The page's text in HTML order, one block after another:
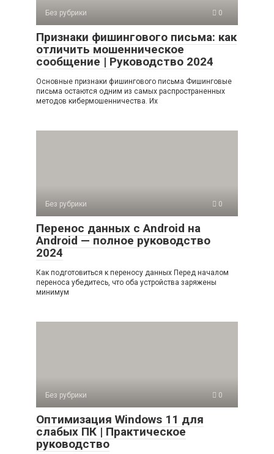
Без рубрики 0
Признаки фишингового письма: как
отличить мошенническое
сообщение | Руководство 2024
Основные признаки фишингового письма Фишинговые
письма остаются одним из самых распространенных
методов кибермошенничества. Их
Без рубрики 0
Перенос данных с Android на
Android — полное руководство
2024
Как подготовиться к переносу данных Перед началом
переноса убедитесь, что оба устройства заряжены
минимум
Без рубрики 0
Оптимизация Windows 11 для
слабых ПК | Практическое
руководство